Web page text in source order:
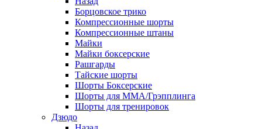
Борцовское трико
Компрессионные шорты
Компрессионные штаны
Майки
Майки боксерские
Рашгарды
Тайские шорты
Шорты Боксерские
Шорты для ММА/Грэпплинга
Шорты для тренировок
Дзюдо